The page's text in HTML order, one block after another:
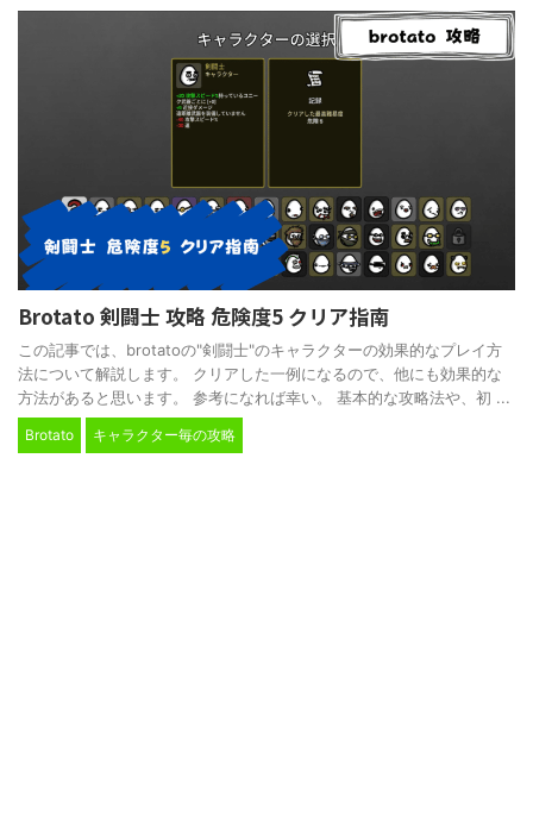
Brotato 剣闘士 攻略 危険度5 クリア指南
この記事では、brotatoの"剣闘士"のキャラクターの効果的なプレイ方
法について解説します。 クリアした一例になるので、他にも効果的な
方法があると思います。 参考になれば幸い。 基本的な攻略法や、初 ...
Brotato キャラクター毎の攻略